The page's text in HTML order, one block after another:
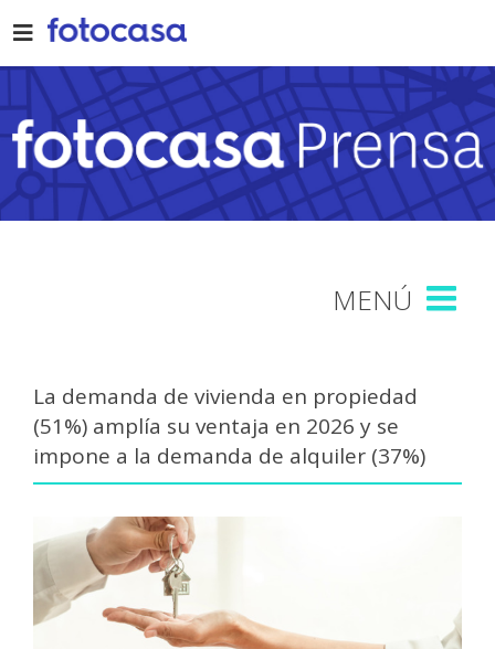
to
content
La demanda de vivienda en propiedad
(51%) amplía su ventaja en 2026 y se
impone a la demanda de alquiler (37%)
Larger
Image